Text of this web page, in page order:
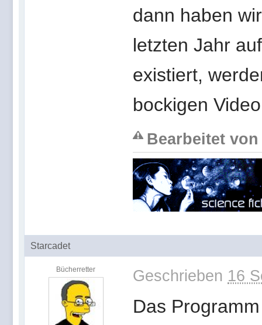
dann haben
letzten Jahr
existiert,
bockigen
Bearbeitet von
Starcadet
Bücherretter Geschrieben 16
Das